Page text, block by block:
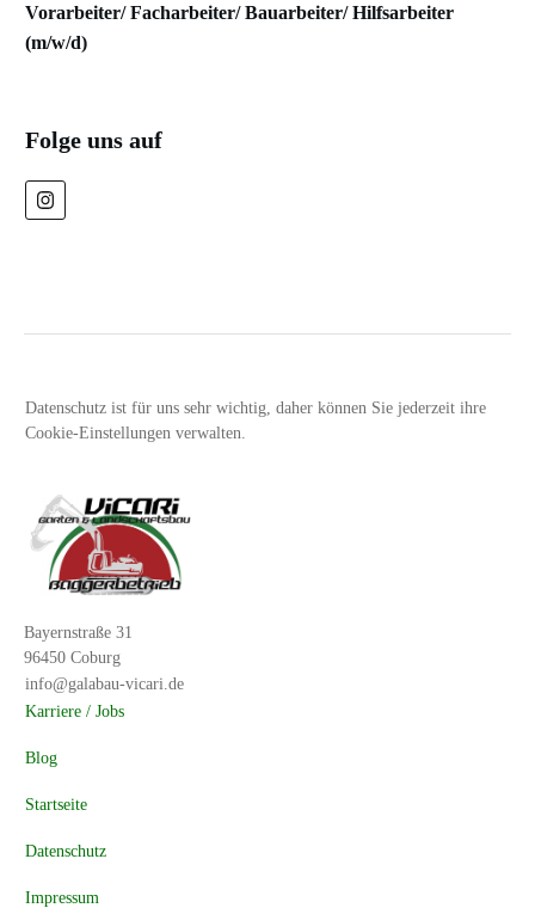
Vorarbeiter/ Facharbeiter/ Bauarbeiter/ Hilfsarbeiter
(m/w/d)
Folge uns auf
Datenschutz ist für uns sehr wichtig, daher können Sie jederzeit ihre
Cookie-Einstellungen verwalten.
Bayernstraße 31
96450 Coburg
info@galabau-vicari.de
Karriere / Jobs
Blog
Startseite
Datenschutz
Impressum